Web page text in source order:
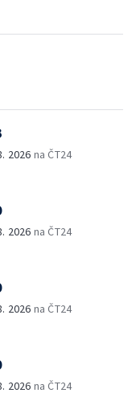
2026 na ČT24
2026 na ČT24
2026 na ČT24
2026 na ČT24